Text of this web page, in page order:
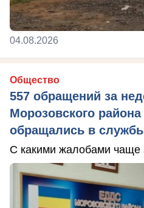
04.08.2026
Общество
557 обращений за
Морозовского района
обращались в
С какими жалобами чаще